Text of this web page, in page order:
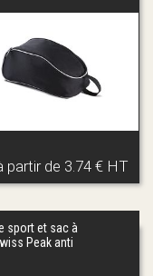
partir de 3.74 € HT
sport et sac à
Peak anti